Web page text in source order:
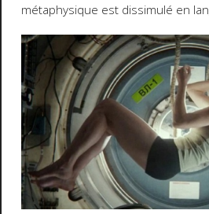
métaphysique est dissimulé en